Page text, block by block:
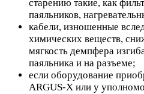
старению такие, как
паяльников,
кабели, изношенные
химических веществ,
мягкость демпфера
паяльника и на разъеме;
если оборудование
ARGUS-X или у